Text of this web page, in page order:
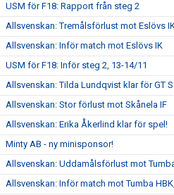
USM för F18: Rapport från steg 2
Allsvenskan: Tremålsförlust mot Eslövs
Allsvenskan: Inför match mot Eslövs IK
USM för F18: Inför steg 2, 13-14/11
Allsvenskan: Tilda Lundqvist klar för GT
Allsvenskan: Stor förlust mot Skånela IF
Allsvenskan: Erika Åkerlind klar för spel!
Minty AB - ny minisponsor!
Allsvenskan: Uddamålsförlust mot
Allsvenskan: Inför match mot Tumba